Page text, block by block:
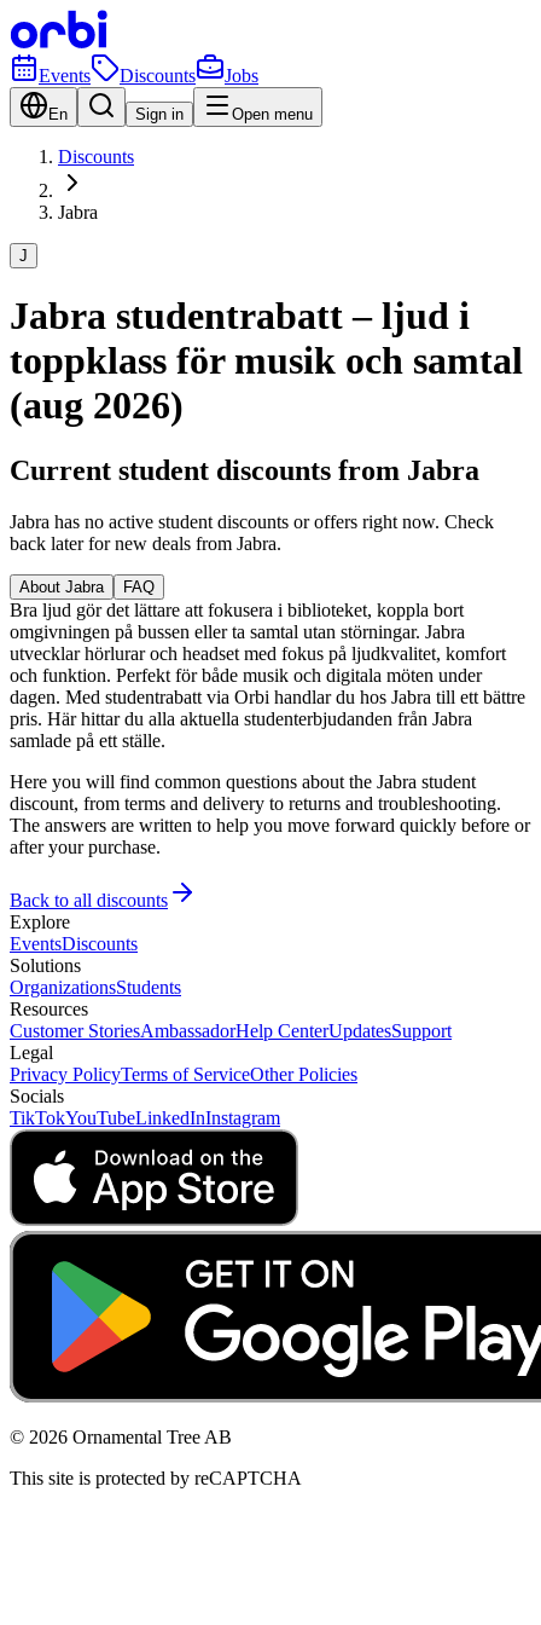
Events Discounts Jobs
En Sign in Open menu
Discounts
Jabra
J
Jabra studentrabatt – ljud i
toppklass för musik och samtal
(aug 2026)
Current student discounts from Jabra
Jabra has no active student discounts or offers right now. Check
back later for new deals from Jabra.
About Jabra FAQ
Bra ljud gör det lättare att fokusera i biblioteket, koppla bort
omgivningen på bussen eller ta samtal utan störningar. Jabra
utvecklar hörlurar och headset med fokus på ljudkvalitet, komfort
och funktion. Perfekt för både musik och digitala möten under
dagen. Med studentrabatt via Orbi handlar du hos Jabra till ett bättre
pris. Här hittar du alla aktuella studenterbjudanden från Jabra
samlade på ett ställe.
Here you will find common questions about the Jabra student
discount, from terms and delivery to returns and troubleshooting.
The answers are written to help you move forward quickly before or
after your purchase.
Back to all discounts
Explore
EventsDiscounts
Solutions
OrganizationsStudents
Resources
Customer StoriesAmbassadorHelp CenterUpdatesSupport
Legal
Privacy PolicyTerms of ServiceOther Policies
Socials
TikTokYouTubeLinkedInInstagram
© 2026 Ornamental Tree AB
This site is protected by reCAPTCHA